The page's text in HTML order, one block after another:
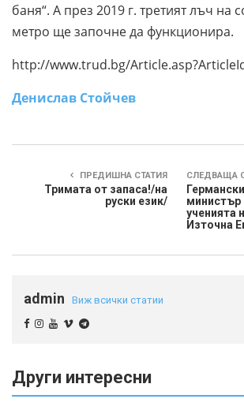
баня“. А през 2019 г. третият лъч на
метро ще започне да функционира.
http://www.trud.bg/
Денислав Стойчев
ПРЕДИШНА СТАТИЯ
Тримата от запаса!/на
руски език/
СЛЕДВАЩА
министър
ученията
Източна
admin Виж всички статии
Други интересни